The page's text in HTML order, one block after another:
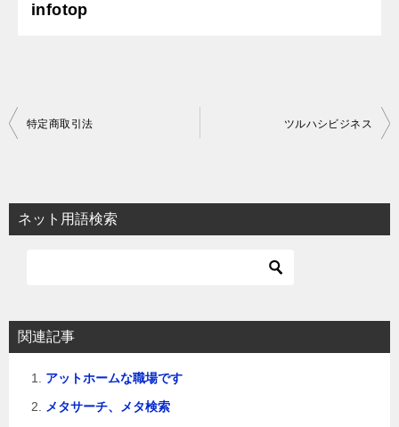
infotop
投
ビ
ゲ
ョ
ン
特定商取引法 ツルハシビジネス
ネット用語検索
関連記事
アットホームな職場です
メタサーチ、メタ検索